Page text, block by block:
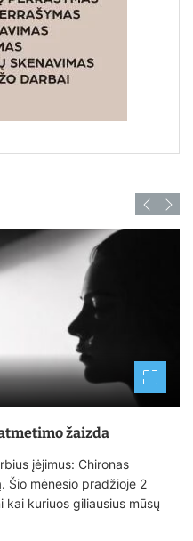
žaizda
įėjimus: Chironas
Šio mėnesio pradžioje 2
kuriuos giliausius mūsų